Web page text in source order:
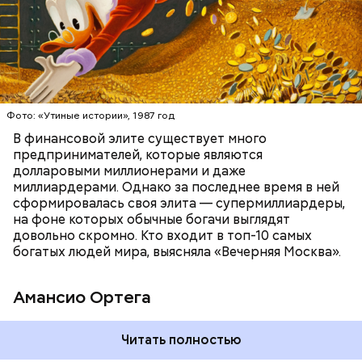
Фото: «Утиные истории», 1987 год
В финансовой элите существует много
предпринимателей, которые являются
долларовыми миллионерами и даже
миллиардерами. Однако за последнее время в ней
сформировалась своя элита — супермиллиардеры,
на фоне которых обычные богачи выглядят
довольно скромно. Кто входит в топ-10 самых
богатых людей мира, выясняла «Вечерняя Москва».
Амансио Ортега
Фото: Shutterstock
Читать полностью
БОГАТСТВО
БИЗНЕС
ПРЕДПРИНИМАТЕЛИ
МИЛЛИАРДЕРЫ
ДЕНЬГИ
В 1991 году Тадзима потеряла мужа. А спустя 11 лет
переехала в дом престарелых. В 2015 году, когда ей
Люсиль Рандон (118 лет)